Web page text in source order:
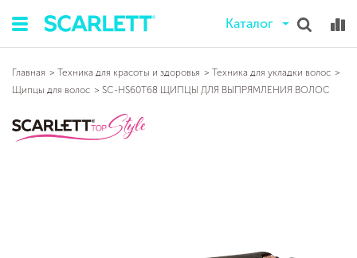
Каталог
Главная Техника для красоты и здоровья
Техника для укладки волос
Щипцы для волос
SC-HS60T68 ЩИПЦЫ ДЛЯ ВЫПРЯМЛЕНИЯ ВОЛОС